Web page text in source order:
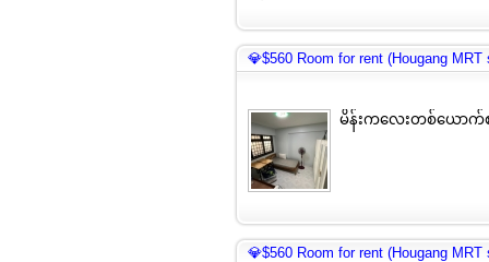
💎$560 Room for rent (Hougang MRT
မိန်းကလေးတစ်ယောက်
💎$560 Room for rent (Hougang MRT